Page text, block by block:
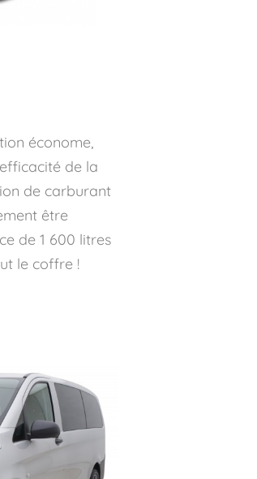
économe,
de la
de carburant
être
de 1 600 litres
le coffre !